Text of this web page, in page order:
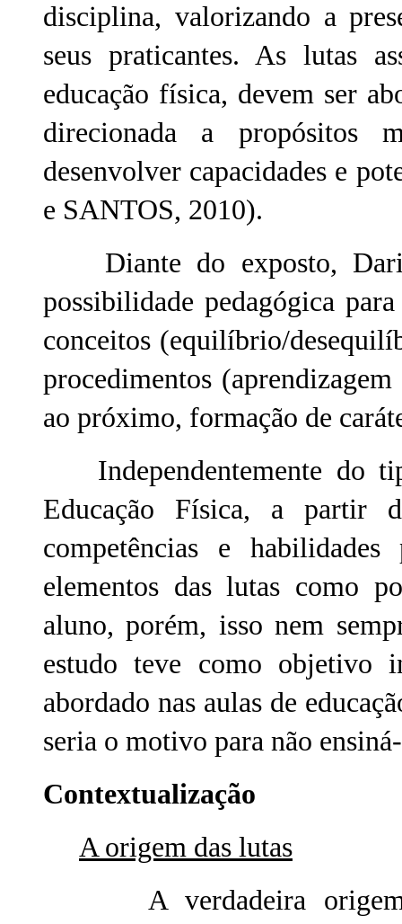
disciplina, valorizando a
seus praticantes. As lutas
educação física, devem ser
direcionada a propósitos
desenvolver capacidades e
e SANTOS, 2010).
Diante do exposto,
possibilidade pedagógica
conceitos (equilíbrio/
procedimentos
ao próximo, formação de
Independentemente do
Educação Física, a partir
competências e
elementos das lutas como
aluno, porém, isso nem
estudo teve como objetivo
abordado nas aulas de
seria o motivo para não
Contextualização
A origem das lutas
A verdadeira origem